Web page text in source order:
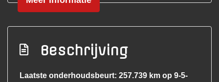
Rondomzicht camera
Stoel ventilatie voor
Beschrijving
Laatste onderhoudsbeurt: 257.739 km op 9-5-